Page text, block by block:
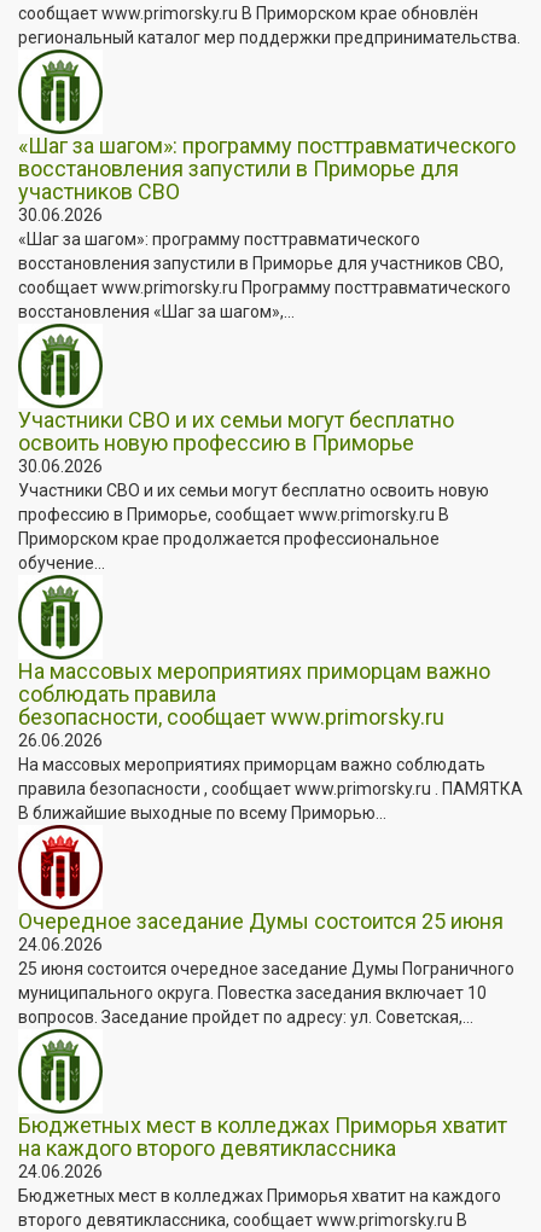
сообщает www.primorsky.ru В Приморском крае обновлён
региональный каталог мер поддержки предпринимательства.
«Шаг за шагом»: программу посттравматического
восстановления запустили в Приморье для
участников СВО
30.06.2026
«Шаг за шагом»: программу посттравматического
восстановления запустили в Приморье для участников СВО,
сообщает www.primorsky.ru Программу посттравматического
восстановления «Шаг за шагом»,...
Участники СВО и их семьи могут бесплатно
освоить новую профессию в Приморье
30.06.2026
Участники СВО и их семьи могут бесплатно освоить новую
профессию в Приморье, сообщает www.primorsky.ru В
Приморском крае продолжается профессиональное
обучение...
На массовых мероприятиях приморцам важно
соблюдать правила
безопасности, сообщает www.primorsky.ru
26.06.2026
На массовых мероприятиях приморцам важно соблюдать
правила безопасности , сообщает www.primorsky.ru . ПАМЯТКА
В ближайшие выходные по всему Приморью...
Очередное заседание Думы состоится 25 июня
24.06.2026
25 июня состоится очередное заседание Думы Пограничного
муниципального округа. Повестка заседания включает 10
вопросов. Заседание пройдет по адресу: ул. Советская,...
Бюджетных мест в колледжах Приморья хватит
на каждого второго девятиклассника
24.06.2026
Бюджетных мест в колледжах Приморья хватит на каждого
второго девятиклассника, сообщает www.primorsky.ru В